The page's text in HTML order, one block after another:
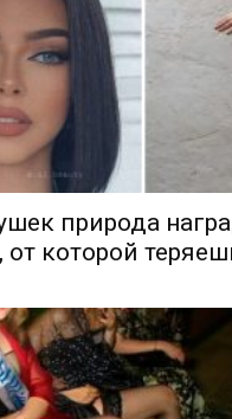
природа
от которой